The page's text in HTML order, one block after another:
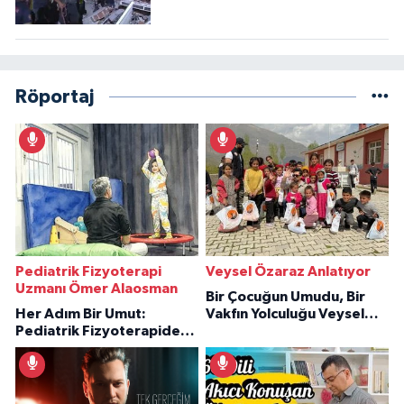
Röportaj
Pediatrik Fizyoterapi
Uzmanı Ömer Alaosman
Her Adım Bir Umut:
Pediatrik Fizyoterapiden
İlham Veren Hikâyeler
Veysel Özaraz Anlatıyor
Bir Çocuğun Umudu, Bir
Vakfın Yolculuğu Veysel